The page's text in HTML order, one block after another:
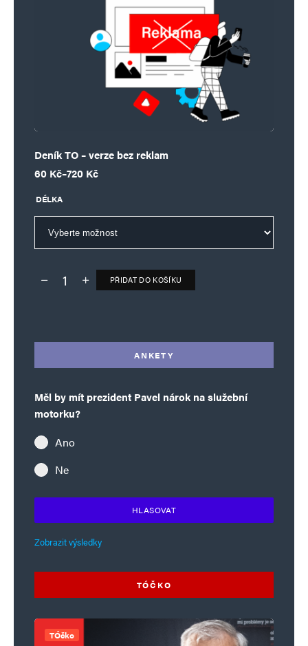
Deník TO – verze bez reklam
60 Kč–720 Kč
Rozpětí cen: 60 Kč až 720 Kč
DÉLKA
Deník TO – verze bez reklam množství
PŘIDAT DO KOŠÍKU
ANKETY
Měl by mít prezident Pavel nárok na služební
motorku?
Ano
Ne
HLASOVAT
Zobrazit výsledky
TÓČKO
TÓčko